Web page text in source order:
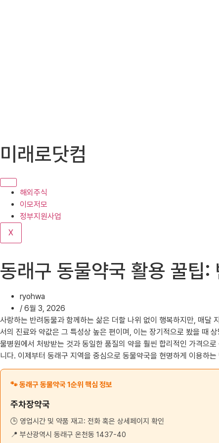
텐
로
기
미래로닷컴
해외주식
이모저모
정부지원사업
X
동래구 동물약국 활용 꿀팁
ryohwa
/ 6월 3, 2026
사랑하는 반려동물과 함께하는 삶은 더할 나위 없이 행복하지만, 매달
서의 진료와 약값은 그 특성상 높은 편이며, 이는 장기적으로 봤을 때
물병원에서 처방받는 것과 동일한 품질의 약을 훨씬 합리적인 가격으
니다. 이제부터 동래구 지역을 중심으로 동물약국을 현명하게 이용하
🐾 동래구 동물약국 1순위 핵심 정보
주차장약국
🕒 영업시간 및 약품 재고: 전화 혹은 상세페이지 확인
📍 부산광역시 동래구 온천동 1437-40